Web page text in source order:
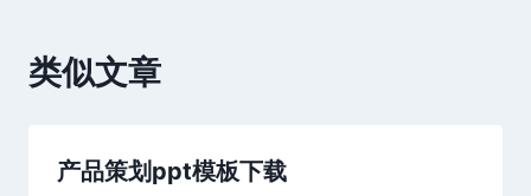
类似文章
产品策划ppt模板下载